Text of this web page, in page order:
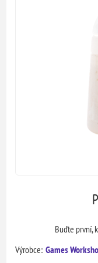
Buďte první,
Výrobce: Games